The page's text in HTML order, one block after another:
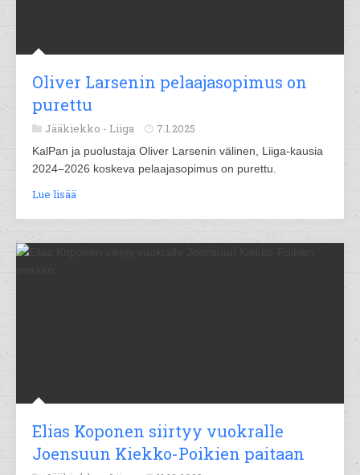
Oliver Larsenin pelaajasopimus on
purettu
Jääkiekko - Liiga 7.1.2025
KalPan ja puolustaja Oliver Larsenin välinen, Liiga-kausia
2024–2026 koskeva pelaajasopimus on purettu.
Lue lisää
Elias Koponen siirtyy vuokralle
Joensuun Kiekko-Poikien paitaan